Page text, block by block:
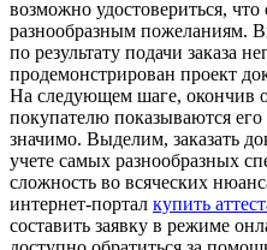
возможно удостовериться,
разнообразным пожеланиям.
по результату подачи заказа
продемонстрирован проект
На следующем шаге, окончив
покупателю показываются
значимо. Выделим, заказать
учете самых разнообразных
сложность во всяческих
интернет-портал купить
составить заявку в режиме